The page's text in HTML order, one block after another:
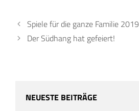
Spiele für die ganze Familie 2019
Der Südhang hat gefeiert!
NEUESTE BEITRÄGE